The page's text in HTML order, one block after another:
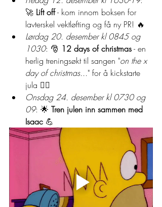
🚀 Lift off - kom innom boksen for
lavterskel vektløfting og få ny PR! 🔥
Lørdag 20. desember kl 0845 og
1030: 🎅 12 days of christmas - en
herlig treningsøkt til sangen "on the x
day of christmas..." for å kickstarte
jula 🏋️‍♀️
Onsdag 24. desember kl 0730 og
09: 🌟 Tren julen inn sammen med
Isaac 💪